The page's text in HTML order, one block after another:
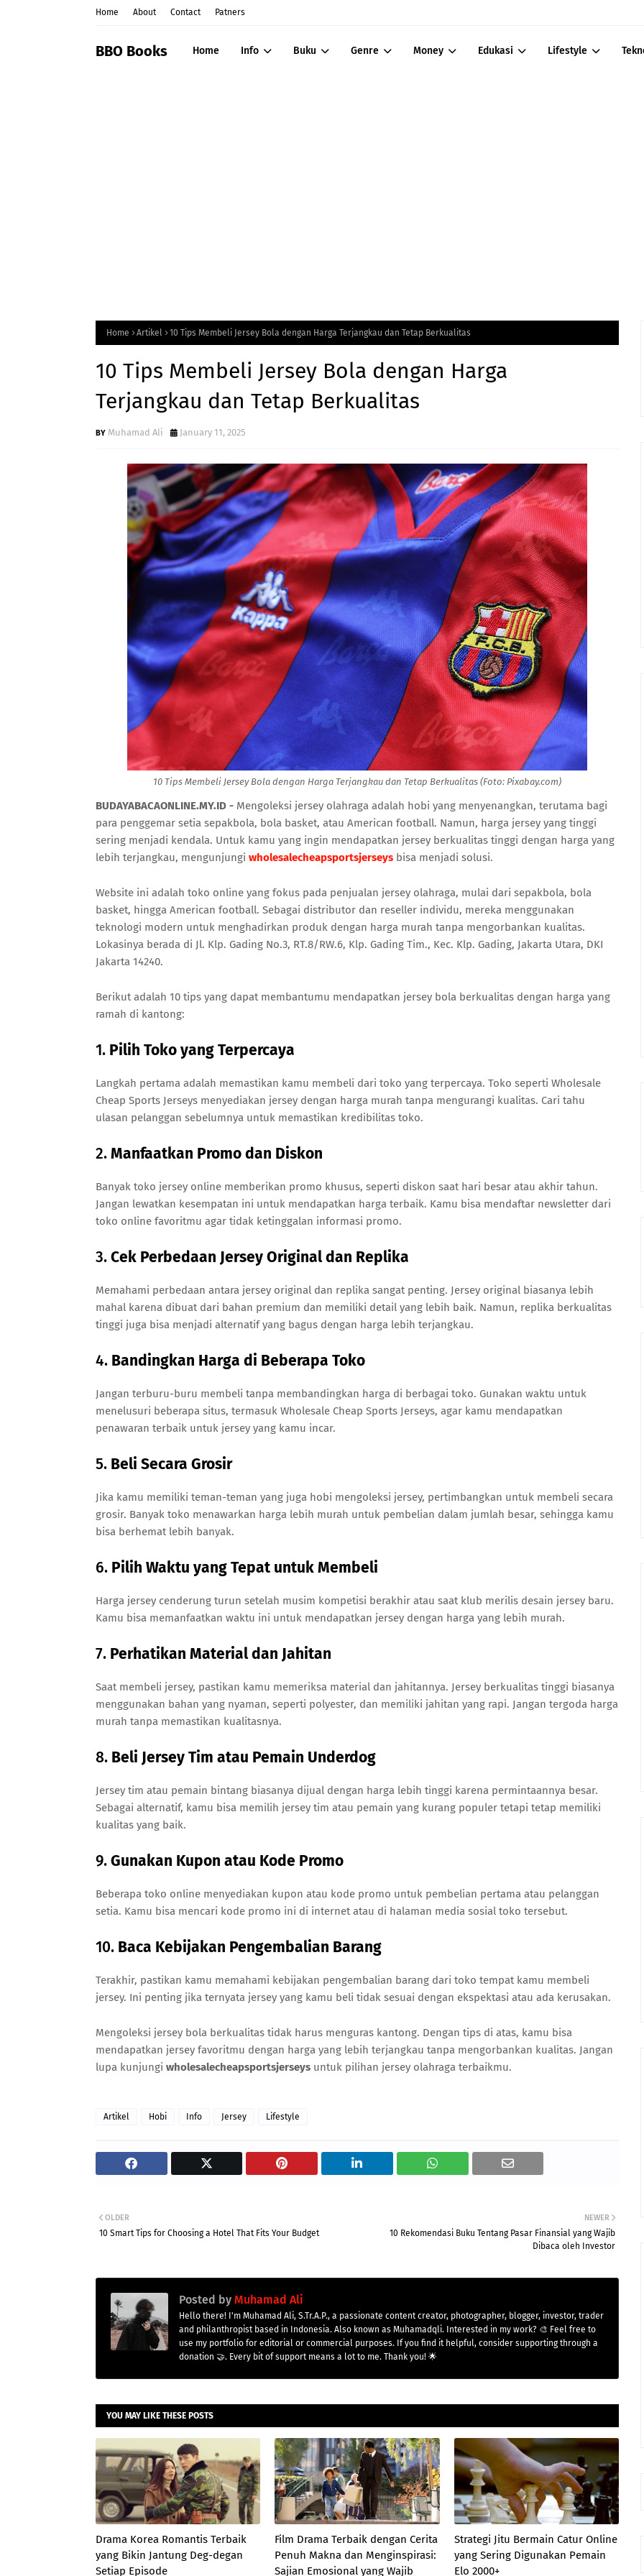
Home About Contact Patners
BBO Books Home Info Buku Genre Money Edukasi Lifestyle
Home Artikel 10 Tips Membeli Jersey Bola dengan Harga Terjangkau dan Tetap Berkualitas
10 Tips Membeli Jersey Bola dengan Harga
Terjangkau dan Tetap Berkualitas
Muhamad Ali January 11, 2025
10 Tips Membeli Jersey Bola dengan Harga Terjangkau dan Tetap Berkualitas (Foto: Pixabay.com)
BUDAYABACAONLINE.MY.ID - Mengoleksi jersey olahraga adalah hobi yang menyenangkan, terutama bagi
para penggemar setia sepakbola, bola basket, atau American football. Namun, harga jersey yang tinggi
sering menjadi kendala. Untuk kamu yang ingin mendapatkan jersey berkualitas tinggi dengan harga yang
lebih terjangkau, mengunjungi wholesalecheapsportsjerseys bisa menjadi solusi.
Website ini adalah toko online yang fokus pada penjualan jersey olahraga, mulai dari sepakbola, bola
basket, hingga American football. Sebagai distributor dan reseller individu, mereka menggunakan
teknologi modern untuk menghadirkan produk dengan harga murah tanpa mengorbankan kualitas.
Lokasinya berada di Jl. Klp. Gading No.3, RT.8/RW.6, Klp. Gading Tim., Kec. Klp. Gading, Jakarta Utara, DKI
Jakarta 14240.
Berikut adalah 10 tips yang dapat membantumu mendapatkan jersey bola berkualitas dengan harga yang
ramah di kantong:
1. Pilih Toko yang Terpercaya
Langkah pertama adalah memastikan kamu membeli dari toko yang terpercaya. Toko seperti Wholesale
Cheap Sports Jerseys menyediakan jersey dengan harga murah tanpa mengurangi kualitas. Cari tahu
ulasan pelanggan sebelumnya untuk memastikan kredibilitas toko.
2.Manfaatkan Promo dan Diskon
Banyak toko jersey online memberikan promo khusus, seperti diskon saat hari besar atau akhir tahun.
Jangan lewatkan kesempatan ini untuk mendapatkan harga terbaik. Kamu bisa mendaftar newsletter dari
toko online favoritmu agar tidak ketinggalan informasi promo.
3.Cek Perbedaan Jersey Original dan Replika
Memahami perbedaan antara jersey original dan replika sangat penting. Jersey original biasanya lebih
mahal karena dibuat dari bahan premium dan memiliki detail yang lebih baik. Namun, replika berkualitas
tinggi juga bisa menjadi alternatif yang bagus dengan harga lebih terjangkau.
4. Bandingkan Harga di Beberapa Toko
Jangan terburu-buru membeli tanpa membandingkan harga di berbagai toko. Gunakan waktu untuk
menelusuri beberapa situs, termasuk Wholesale Cheap Sports Jerseys, agar kamu mendapatkan
penawaran terbaik untuk jersey yang kamu incar.
5. Beli Secara Grosir
Jika kamu memiliki teman-teman yang juga hobi mengoleksi jersey, pertimbangkan untuk membeli secara
grosir. Banyak toko menawarkan harga lebih murah untuk pembelian dalam jumlah besar, sehingga kamu
bisa berhemat lebih banyak.
6. Pilih Waktu yang Tepat untuk Membeli
Harga jersey cenderung turun setelah musim kompetisi berakhir atau saat klub merilis desain jersey baru.
Kamu bisa memanfaatkan waktu ini untuk mendapatkan jersey dengan harga yang lebih murah.
7. Perhatikan Material dan Jahitan
Saat membeli jersey, pastikan kamu memeriksa material dan jahitannya. Jersey berkualitas tinggi biasanya
menggunakan bahan yang nyaman, seperti polyester, dan memiliki jahitan yang rapi. Jangan tergoda harga
murah tanpa memastikan kualitasnya.
8. Beli Jersey Tim atau Pemain Underdog
Jersey tim atau pemain bintang biasanya dijual dengan harga lebih tinggi karena permintaannya besar.
Sebagai alternatif, kamu bisa memilih jersey tim atau pemain yang kurang populer tetapi tetap memiliki
kualitas yang baik.
9.Gunakan Kupon atau Kode Promo
Beberapa toko online menyediakan kupon atau kode promo untuk pembelian pertama atau pelanggan
setia. Kamu bisa mencari kode promo ini di internet atau di halaman media sosial toko tersebut.
10. Baca Kebijakan Pengembalian Barang
Terakhir, pastikan kamu memahami kebijakan pengembalian barang dari toko tempat kamu membeli
jersey. Ini penting jika ternyata jersey yang kamu beli tidak sesuai dengan ekspektasi atau ada kerusakan.
Mengoleksi jersey bola berkualitas tidak harus menguras kantong. Dengan tips di atas, kamu bisa
mendapatkan jersey favoritmu dengan harga yang lebih terjangkau tanpa mengorbankan kualitas. Jangan
lupa kunjungi wholesalecheapsportsjerseys untuk pilihan jersey olahraga terbaikmu.
Artikel Hobi Info Jersey Lifestyle
NEWER
10 Rekomendasi Buku Tentang Pasar Finansial yang Wajib
Dibaca oleh Investor
OLDER
10 Smart Tips for Choosing a Hotel That Fits Your Budget
Posted by Muhamad Ali
Hello there! I'm Muhamad Ali, S.Tr.A.P., a passionate content creator, photographer, blogger, investor, trader
and philanthropist based in Indonesia. Also known as Muhamadqli. Interested in my work? 🎨 Feel free to
use my portfolio for editorial or commercial purposes. If you find it helpful, consider supporting through a
donation 🤝. Every bit of support means a lot to me. Thank you! 🌟
YOU MAY LIKE THESE POSTS
Drama Korea Romantis Terbaik
yang Bikin Jantung Deg-degan
Setiap Episode
Film Drama Terbaik dengan Cerita
Penuh Makna dan Menginspirasi:
Sajian Emosional yang Wajib
Strategi Jitu Bermain Catur Online
yang Sering Digunakan Pemain
Elo 2000+